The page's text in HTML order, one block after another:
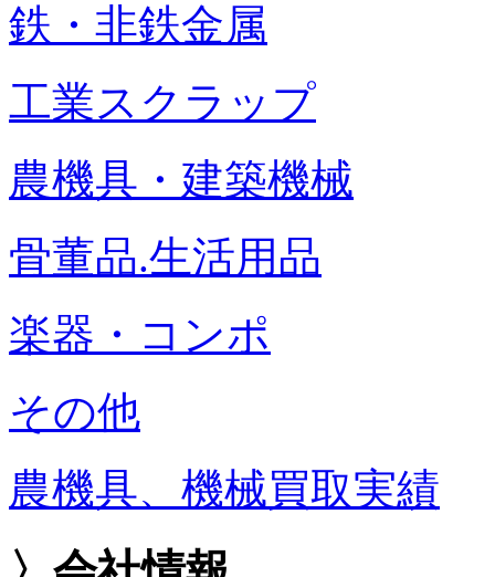
鉄・非鉄金属
工業スクラップ
農機具・建築機械
骨董品.生活用品
楽器・コンポ
その他
農機具、機械買取実績